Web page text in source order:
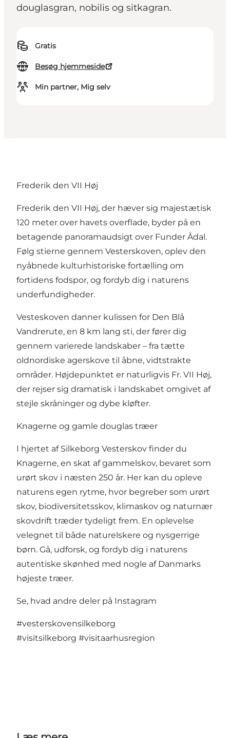
douglasgran, nobilis og sitkagran.
Gratis
Besøg hjemmeside
Min partner, Mig selv
Frederik den VII Høj
Frederik den VII Høj, der hæver sig majestætisk
120 meter over havets overflade, byder på en
betagende panoramaudsigt over Funder Ådal.
Følg stierne gennem Vesterskoven, oplev den
nyåbnede kulturhistoriske fortælling om
fortidens fodspor, og fordyb dig i naturens
underfundigheder.
Vesteskoven danner kulissen for Den Blå
Vandrerute, en 8 km lang sti, der fører dig
gennem varierede landskaber – fra tætte
oldnordiske agerskove til åbne, vidtstrakte
områder. Højdepunktet er naturligvis Fr. VII Høj,
der rejser sig dramatisk i landskabet omgivet af
stejle skråninger og dybe kløfter.
Knagerne og gamle douglas træer
I hjertet af Silkeborg Vesterskov finder du
Knagerne, en skat af gammelskov, bevaret som
urørt skov i næsten 250 år. Her kan du opleve
naturens egen rytme, hvor begreber som urørt
skov, biodiversitetsskov, klimaskov og naturnær
skovdrift træder tydeligt frem. En oplevelse
velegnet til både naturelskere og nysgerrige
børn. Gå, udforsk, og fordyb dig i naturens
autentiske skønhed med nogle af Danmarks
højeste træer.
Se, hvad andre deler på Instagram
#vesterskovensilkeborg
#visitsilkeborg #visitaarhusregion